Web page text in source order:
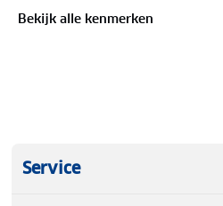
Bekijk alle kenmerken
Service